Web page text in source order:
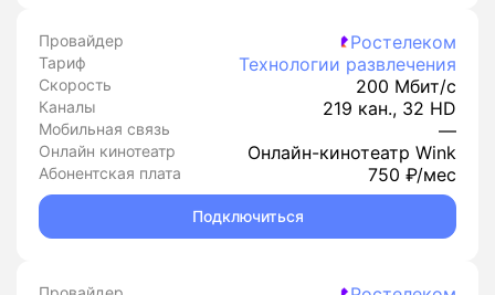
Провайдер Ростелеком
Тариф Технологии развлечения
Скорость 200 Мбит/с
Каналы 219 кан., 32 HD
Мобильная связь —
Онлайн кинотеатр Онлайн-кинотеатр Wink
Абонентская плата 750 ₽/мес
Подключиться